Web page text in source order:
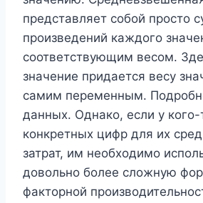
представляет собой просто
произведений каждого
соответствующим весом.
значение придается весу
самим переменным.
данных. Однако, если у кого-
конкретных цифр для их
затрат, им необходимо
довольно более сложную
факторной